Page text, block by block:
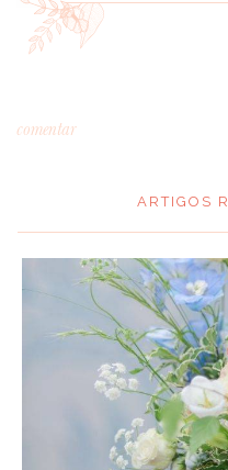
comentar
ARTIGOS